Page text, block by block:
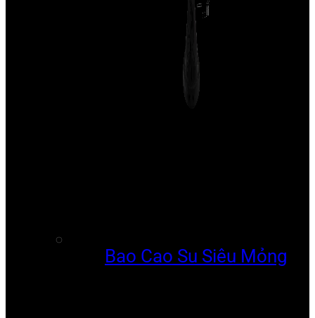
Bao Cao Su Siêu Mỏng